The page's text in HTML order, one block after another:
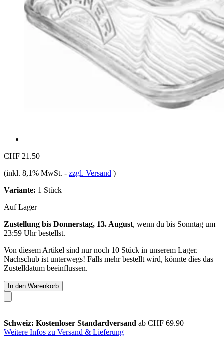
CHF 21.50
(inkl. 8,1% MwSt. - zzgl. Versand )
Variante: 1 Stück
Auf Lager
Zustellung bis Donnerstag, 13. August, wenn du bis Sonntag um
23:59 Uhrbestellst.
Von diesem Artikel sind nur noch 10 Stück in unserem Lager.
Nachschub ist unterwegs! Falls mehr bestellt wird, könnte dies das
Zustelldatum beeinflussen.
In den Warenkorb
Schweiz: Kostenloser Standardversand ab CHF 69.90
Weitere Infos zu Versand & Lieferung